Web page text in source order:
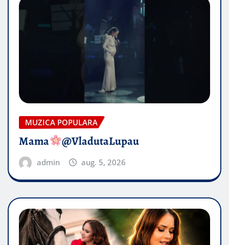
MUZICA POPULARA
Mama @VladutaLupau
admin aug. 5, 2026